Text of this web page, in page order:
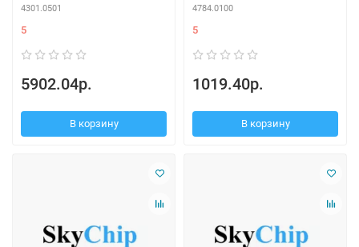
4301.0501
5
5902.04р.
В корзину
4784.0100
5
1019.40р.
В корзину